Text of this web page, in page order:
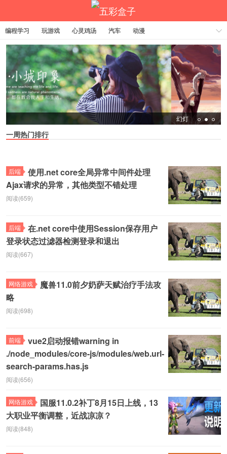
五彩盒子
编程学习 玩游戏 心灵鸡汤 汽车 动漫
幻灯
一周热门排行
后端
使用.net core全局异常中间件处理
Ajax请求的异常，其他类型不错处理
阅读(659)
后端
在.net core中使用Session保存用户
登录状态过滤器检测登录和退出
阅读(667)
网络游戏
魔兽11.0前夕奶萨天赋治疗手法攻
略
阅读(698)
前端
vue2启动报错warning in
./node_modules/core-js/modules/web.url-
search-params.has.js
阅读(656)
网络游戏
国服11.0.2补丁8月15日上线，13
大职业平衡调整，近战凉凉？
阅读(848)